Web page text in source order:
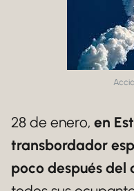
28 de enero, en
transbordador
poco después del